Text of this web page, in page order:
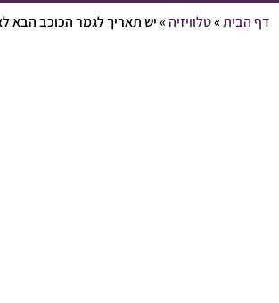
דף הבית»טלוויזיה»יש תאריך לגמר הכוכב הבא